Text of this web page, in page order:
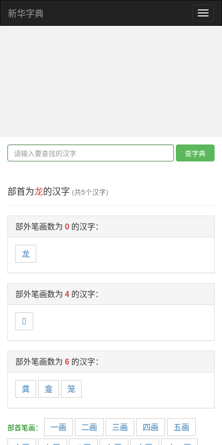
新华字典
查字典
部首为龙的汉字 (共5个汉字)
部外笔画数为 0 的汉字：
龙
部外笔画数为 4 的汉字：

部外笔画数为 6 的汉字：
龚 龛 笼
部首笔画： 一画 二画 三画 四画
五画